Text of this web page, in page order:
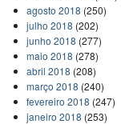
agosto 2018 (250)
julho 2018 (202)
junho 2018 (277)
maio 2018 (278)
abril 2018 (208)
março 2018 (240)
fevereiro 2018 (247)
janeiro 2018 (253)